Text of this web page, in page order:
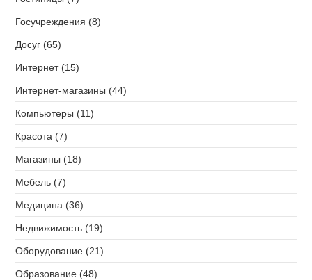
Госучреждения (8)
Досуг (65)
Интернет (15)
Интернет-магазины (44)
Компьютеры (11)
Красота (7)
Магазины (18)
Мебель (7)
Медицина (36)
Недвижимость (19)
Оборудование (21)
Образование (48)